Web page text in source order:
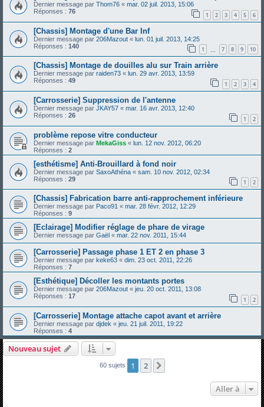
Dernier message par Thom76 « mar. 02 juil. 2013, 15:06
Réponses : 76 1 2 3 4 5 6
[Chassis] Montage d'une Bar Inf
Dernier message par 206Mazout « lun. 01 juil. 2013, 14:25
Réponses : 140 1 7 8 9 10
[Chassis] Montage de douilles alu sur Train arrière
Dernier message par raiden73 « lun. 29 avr. 2013, 13:59
Réponses : 49 1 2 3 4
[Carrosserie] Suppression de l'antenne
Dernier message par JKAY57 « mar. 16 avr. 2013, 12:40
Réponses : 26 1 2
problème repose vitre conducteur
Dernier message par MekaGiss « lun. 12 nov. 2012, 06:20
Réponses : 2
[esthétisme] Anti-Brouillard à fond noir
Dernier message par SaxoAthéna « sam. 10 nov. 2012, 02:34
Réponses : 29 1 2
[Chassis] Fabrication barre anti-rapprochement inférieure
Dernier message par Paco91 « mar. 28 févr. 2012, 12:29
Réponses : 9
[Eclairage] Modifier réglage de phare de virage
Dernier message par Gaël « mar. 22 nov. 2011, 15:44
[Carrosserie] Passage phase 1 ET 2 en phase 3
Dernier message par keke63 « dim. 23 oct. 2011, 22:26
Réponses : 7
[Esthétique] Décoller les montants portes
Dernier message par 206Mazout « jeu. 20 oct. 2011, 13:08
Réponses : 17 1 2
[Carrosserie] Montage attache capot avant et arrière
Dernier message par djdek « jeu. 21 juil. 2011, 19:22
Réponses : 4
Nouveau sujet
60 sujets 1 2
Aller à